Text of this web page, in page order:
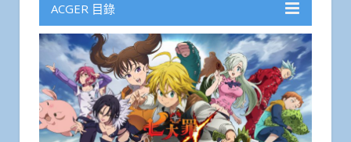
ACGER 目錄